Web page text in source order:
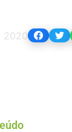
2020